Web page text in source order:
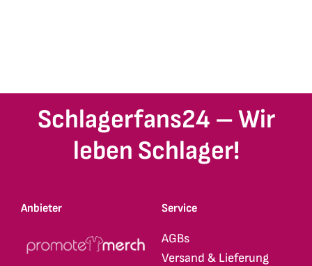
Schlagerfans24 – Wir
leben Schlager!
Anbieter Service
AGBs
Versand & Lieferung